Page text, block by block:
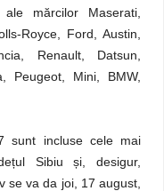
mărcilor Maserati,
Royce, Ford, Austin,
Renault, Datsun,
Peugeot, Mini, BMW,
sunt incluse cele mai
Sibiu și, desigur,
se va da joi, 17 august,